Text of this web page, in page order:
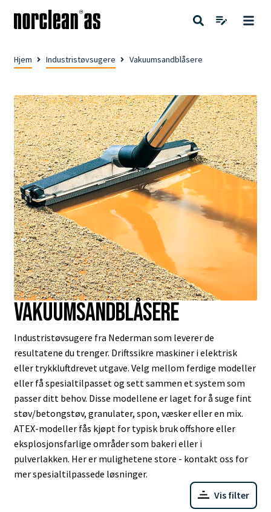
Hjem Industristøvsugere Vakuumsandblåsere
Vakuumsandblåsere
Industristøvsugere fra Nederman som leverer de
resultatene du trenger. Driftssikre maskiner i elektrisk
eller trykkluftdrevet utgave. Velg mellom ferdige modeller
eller få spesialtilpasset og sett sammen et system som
passer ditt behov. Disse modellene er laget for å suge fint
støv/betongstøv, granulater, spon, væsker eller en mix.
ATEX-modeller fås kjøpt for typisk bruk offshore eller
eksplosjonsfarlige områder som bakeri eller i
pulverlakken. Her er mulighetene store - kontakt oss for
mer spesialtilpassede løsninger.
Vis filter